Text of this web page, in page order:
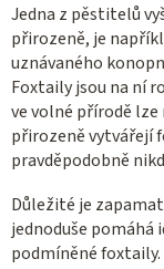
Jedna z pěstitelů
přirozeně, je
uznávaného
Foxtaily jsou na ní
ve volné přírodě
přirozeně vytvářejí
pravděpodobně
Důležité je
jednoduše pomáhá
podmíněné